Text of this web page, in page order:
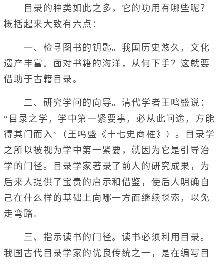
目录的种类如此之多，它的功用有哪些呢？
概括起来大致有六点：
一、检寻图书的钥匙。我国历史悠久，文化
遗产丰富。面对书籍的海洋，从何下手？这就要
借助于古籍目录。
二、研究学问的向导。清代学者王鸣盛说：
“目录之学，学中第一紧要事，必从此问途，方能
得其门而入”（王鸣盛《十七史商榷》）。目录学
之所以被视为学中第一紧要，就因为它是引导治
学的门径。目录学家著录了前人的研究成果，为
后来人提供了宝贵的启示和借鉴，使后人明确自
己在什么样的基础上向哪一方面继续探索，以免
走弯路。
三、指示读书的门径。读书必须利用目录。
我国古代目录学家的优良传统之一，是在编写目